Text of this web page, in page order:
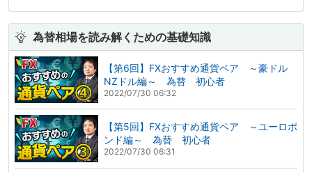
為替相場を読み解くための基礎知識
【第6回】FXおすすめ通貨ペア ～豪ドル
NZドル編～ 為替 初心者
2022/07/30 06:32
【第5回】FXおすすめ通貨ペア ～ユーロポ
ンド編～ 為替 初心者
2022/07/30 06:31